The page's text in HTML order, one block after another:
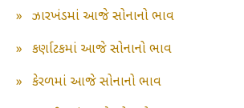
»
ઝારખંડમાં આજે સોનાનો ભાવ
»
કર્ણાટકમાં આજે સોનાનો ભાવ
»
કેરળમાં આજે સોનાનો ભાવ